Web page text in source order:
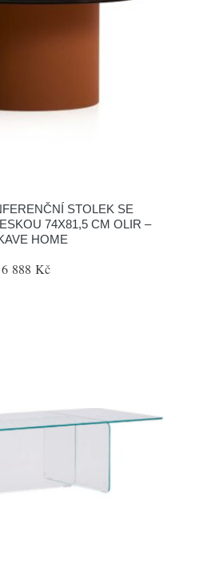
STOLEK SE
74X81,5 CM OLIR –
HOME
6 888 Kč